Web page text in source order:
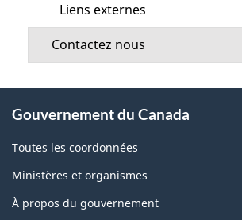
Liens externes
Contactez nous
propos
de
ce
Gouvernement du Canada
Toutes les coordonnées
Ministères et organismes
À propos du gouvernement